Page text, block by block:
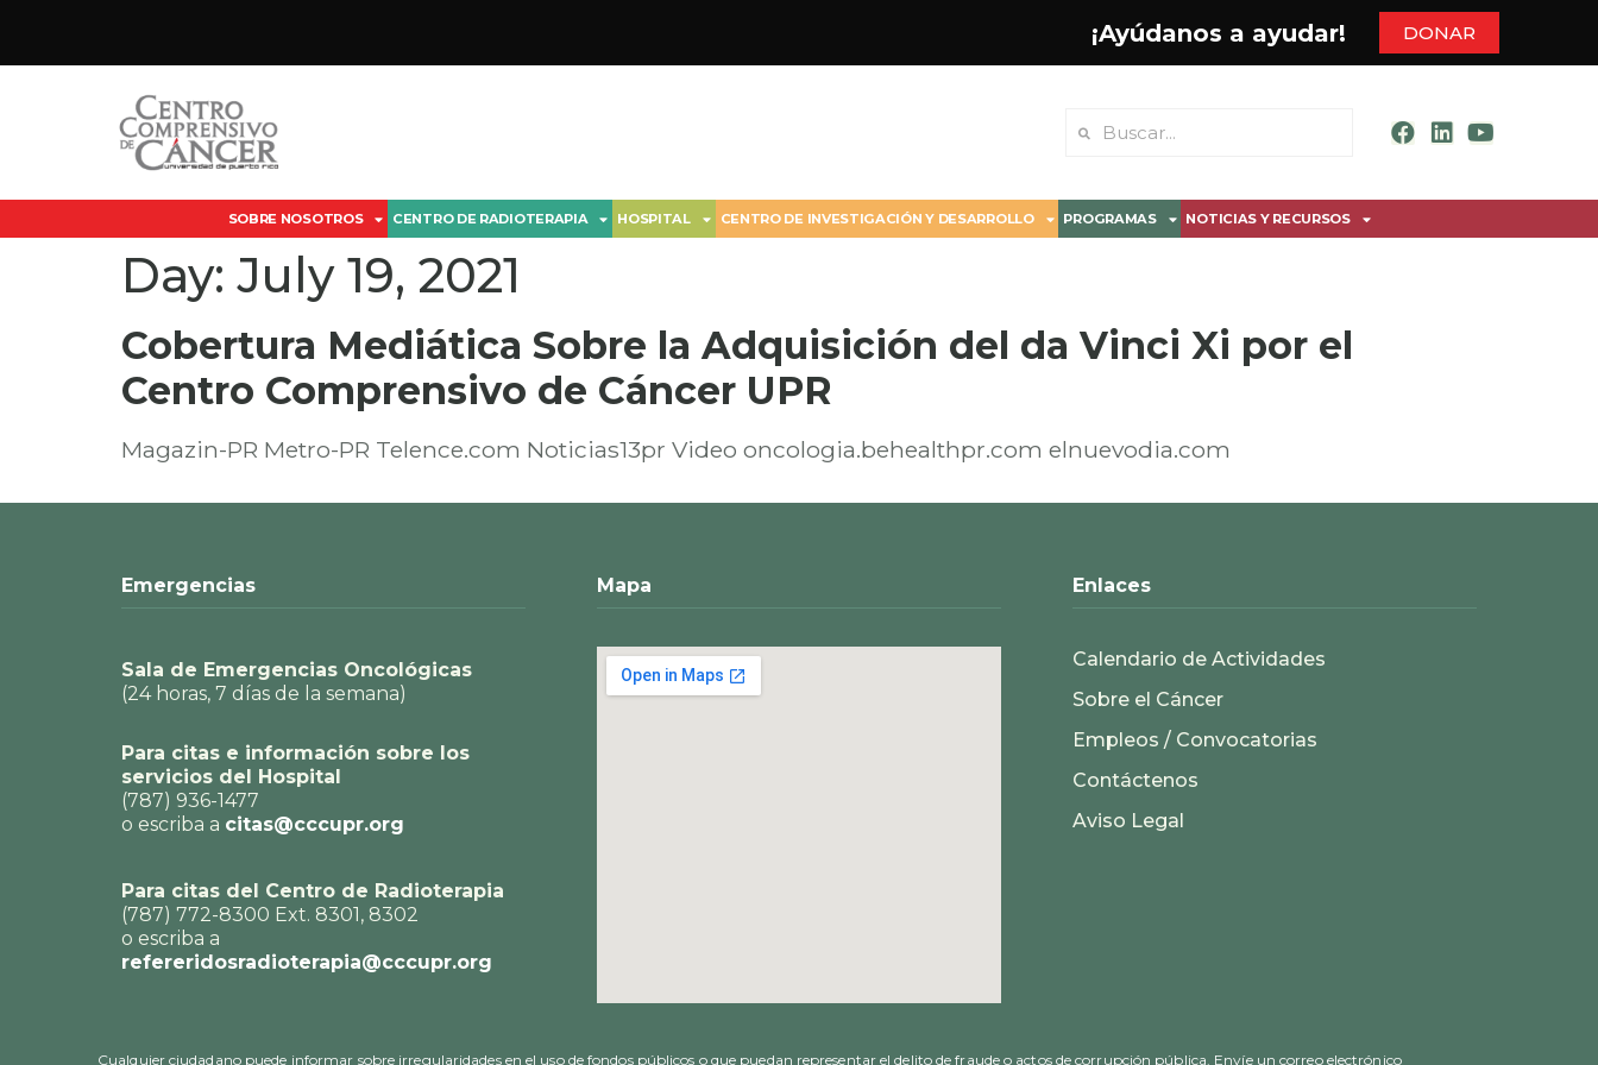
¡Ayúdanos a ayudar! DONAR
SOBRE NOSOTROS CENTRO DE RADIOTERAPIA HOSPITAL CENTRO DE INVESTIGACIÓN Y DESARROLLO PROGRAMAS NOTICIAS Y RECURSOS
Day:July 19, 2021
Cobertura Mediática Sobre la Adquisición del da Vinci Xi por el
Centro Comprensivo de Cáncer UPR
Magazin-PR Metro-PR Telence.com Noticias13pr Video oncologia.behealthpr.com elnuevodia.com
Emergencias
Sala de Emergencias Oncológicas
(24 horas, 7 días de la semana)
Para citas e información sobre los
servicios del Hospital
(787) 936-1477
o escriba a citas@cccupr.org
Para citas del Centro de Radioterapia
(787) 772-8300 Ext. 8301, 8302
o escriba a
refereridosradioterapia@cccupr.org
Mapa Enlaces
Calendario de Actividades
Sobre el Cáncer
Empleos / Convocatorias
Contáctenos
Aviso Legal
Cualquier ciudadano puede informar sobre irregularidades en el uso de fondos públicos o que puedan representar el delito de fraude o actos de corrupción pública. Envíe un correo electrónico